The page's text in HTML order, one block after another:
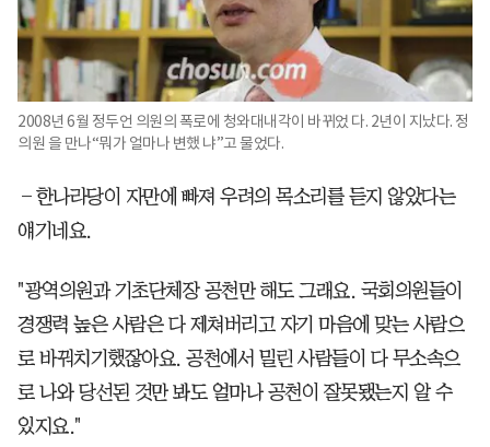
2008년 6월 정두언 의원의 폭로에 청와대내각이 바뀌었 다. 2년이 지났다. 정
의원 을 만나“뭐가 얼마나 변했 냐”고 물었다.
―한나라당이 자만에 빠져 우려의 목소리를 듣지 않았다는
얘기네요.
"광역의원과 기초단체장 공천만 해도 그래요. 국회의원들이
경쟁력 높은 사람은 다 제쳐버리고 자기 마음에 맞는 사람으
로 바꿔치기했잖아요. 공천에서 밀린 사람들이 다 무소속으
로 나와 당선된 것만 봐도 얼마나 공천이 잘못됐는지 알 수
있지요."